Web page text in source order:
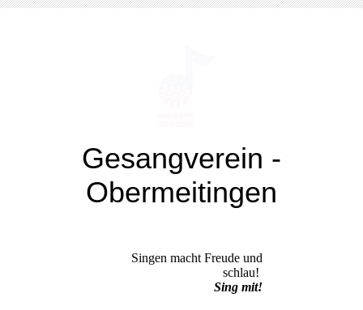
Gesangverein -
Obermeitingen
Singen macht Freude und
schlau!
Sing mit!